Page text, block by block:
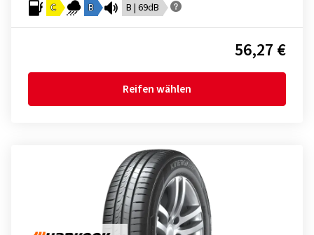
C B B | 69dB
56,27 €
Reifen wählen